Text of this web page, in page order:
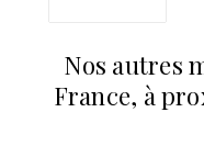
Nos autres
France, à